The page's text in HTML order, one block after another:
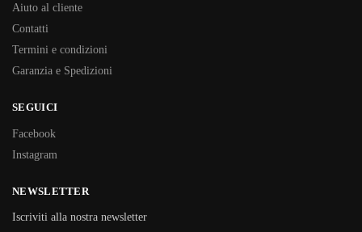
Aiuto al cliente
Contatti
Termini e condizioni
Garanzia e Spedizioni
SEGUICI
Facebook
Instagram
NEWSLETTER
Iscriviti alla nostra newsletter